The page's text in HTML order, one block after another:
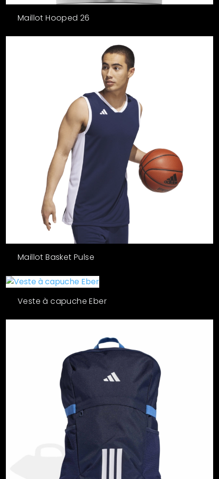
Maillot Hooped 26
Maillot Basket Pulse
Veste à capuche Eber